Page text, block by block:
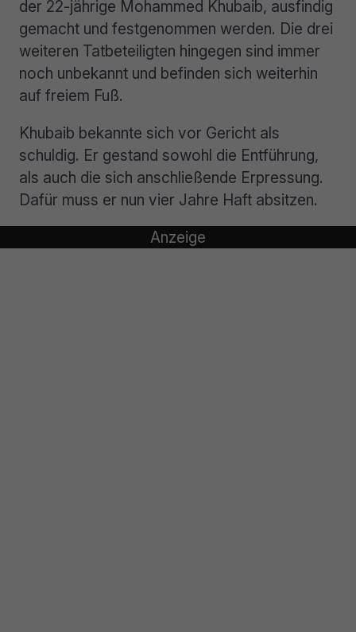
der 22-jährige Mohammed Khubaib, ausfindig
gemacht und festgenommen werden. Die drei
weiteren Tatbeteiligten hingegen sind immer
noch unbekannt und befinden sich weiterhin
auf freiem Fuß.
Khubaib bekannte sich vor Gericht als
schuldig. Er gestand sowohl die Entführung,
als auch die sich anschließende Erpressung.
Dafür muss er nun vier Jahre Haft absitzen.